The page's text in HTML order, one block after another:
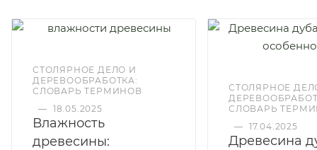
СТОЛЯРНОЕ ДЕЛО И
ДЕРЕВООБРАБОТКА:
СЛОВАРЬ ТЕРМИНОВ
— 18.05.2025
Влажность
древесины:
СТОЛЯРНОЕ
СЛОВАРЬ
— 17.04.2025
Древесина